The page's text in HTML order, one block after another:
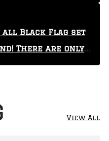
all Black Flag set
There are only
View All